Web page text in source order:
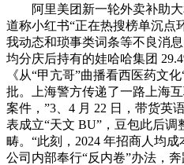
阿里美团新一轮外卖补助大
道称小红书“正在热搜榜单沉点
我动态和琐事类词条等不良消
均分庆后持有的娃哈哈集团
《从“甲亢哥”曲播看西医药文
批。上海警方传递了一路上海
案件，”3、4 月 22 日，带货英
表成立“天文 BU”，豆包此后
畴。“此刻，2024 年招商人均
公司内部奉行“反内卷”办法，